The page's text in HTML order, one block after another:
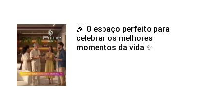
🎉 O espaço perfeito para
celebrar os melhores
momentos da vida ✨